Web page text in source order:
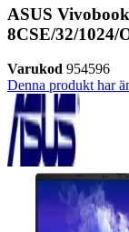
ASUS
8CSE/32/
Varukod 954596
Denna produkt har